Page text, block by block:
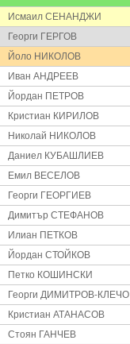
Исмаил СЕНАНДЖИ
Георги ГЕРГОВ
Йоло НИКОЛОВ
Иван АНДРЕЕВ
Йордан ПЕТРОВ
Кристиан КИРИЛОВ
Николай НИКОЛОВ
Даниел КУБАШЛИЕВ
Емил ВЕСЕЛОВ
Георги ГЕОРГИЕВ
Димитър СТЕФАНОВ
Илиан ПЕТКОВ
Йордан СТОЙКОВ
Петко КОШИНСКИ
Георги ДИМИТРОВ-КЛЕЧО
Кристиан АТАНАСОВ
Стоян ГАНЧЕВ